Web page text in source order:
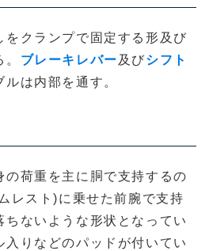
をクランプで固定する形及び
ブレーキレバー 及びシフト
は内部を通す。
の荷重を主に胴で支持するの
レスト)に乗せた前腕で支持
ちないような形状となってい
入りなどのパッドが付いてい